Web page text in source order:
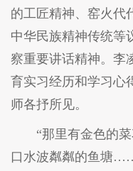
的工匠精神、窑火代
中华民族精神传统等
察重要讲话精神。李
育实习经历和学习心
师各抒所见。
“那里有金色的
口水波粼粼的鱼塘